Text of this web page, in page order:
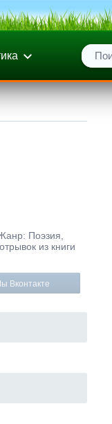
Поэзия,
из книги
Вконтакте